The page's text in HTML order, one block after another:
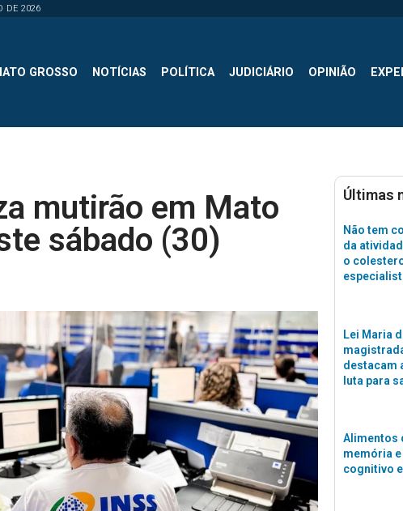
DE 2026
GROSSO NOTÍCIAS POLÍTICA JUDICIÁRIO OPINIÃO
mutirão em Mato
sábado (30)
Últimas
Não tem
da
o
Lei Maria
destacam
luta para
Alimentos
memória
cognitivo